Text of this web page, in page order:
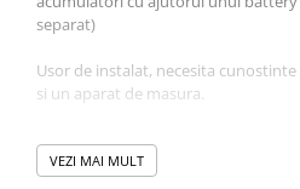
separat)
Usor de instalat, necesita
si un aparat de masura.
Sistem compus din:
2 x Panou fotovoltaic Monocristalin
VEZI MAI MULT